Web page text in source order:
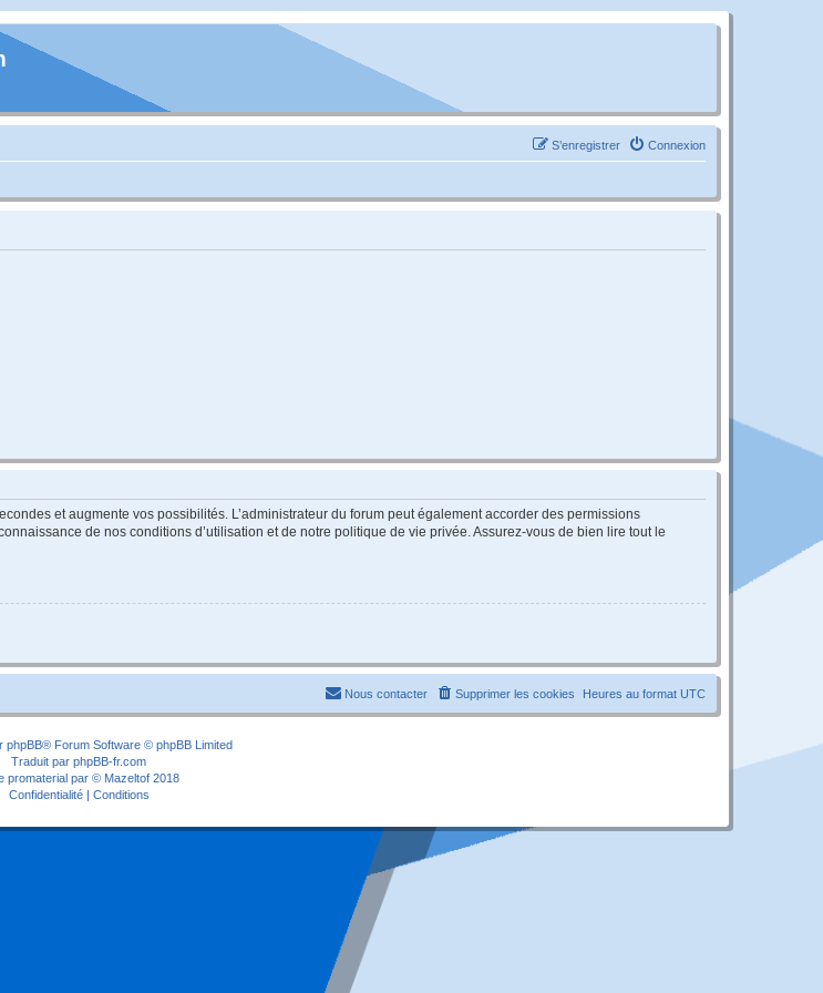
Connexion
S’enregistrer
et augmente vos possibilités. L’administrateur du forum peut également accorder des permissions
de nos conditions d’utilisation et de notre politique de vie privée. Assurez-vous de bien lire tout le
Heures au format UTC
Supprimer les cookies
Nous contacter
phpBB® Forum Software © phpBB Limited
Traduit par phpBB-fr.com
promaterial par © Mazeltof 2018
Confidentialité| Conditions